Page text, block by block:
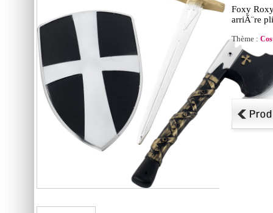
Foxy
arriÃ¨re
Thème :